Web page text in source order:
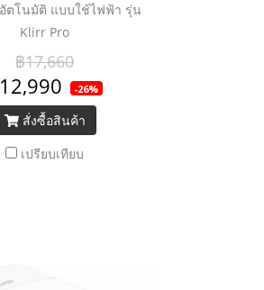
ตโนมัติ แบบใช้ไฟฟ้า รุ่น
Klirr Pro
฿17,660
-26%
สั่งซื้อสินค้า
เปรียบเทียบ